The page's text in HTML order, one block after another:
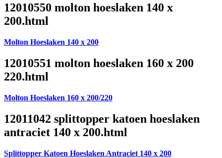
12010550 molton hoeslaken 140 x
200.html
Molton Hoeslaken 140 x 200
12010551 molton hoeslaken 160 x 200
220.html
Molton Hoeslaken 160 x 200/220
12011042 splittopper katoen hoeslaken
antraciet 140 x 200.html
Splittopper Katoen Hoeslaken Antraciet 140 x 200